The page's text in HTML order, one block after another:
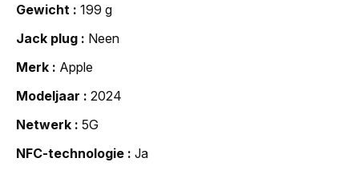
Gewicht
199 g
Jack plug
Neen
Merk
Apple
Modeljaar
2024
Netwerk
5G
NFC-technologie
Ja